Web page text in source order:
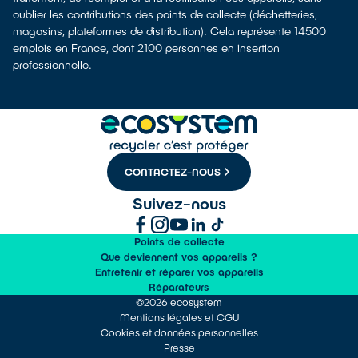
oublier les contributions des points de collecte (déchetteries,
magasins, plateformes de distribution). Cela représente 14500
emplois en France, dont 2100 personnes en insertion
professionnelle.
CONTACTEZ-NOUS
Suivez-nous
Points de collecte
Que deviennent vos appareils ?
Entretenir et réparer vos appareils
Réparateurs
©2026 ecosystem
Mentions légales et CGU
Cookies et données personnelles
Presse